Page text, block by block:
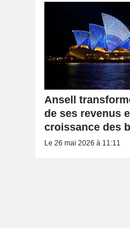
Ansell
de ses revenus
croissance des
Le 26 mai 2026 à 11:11